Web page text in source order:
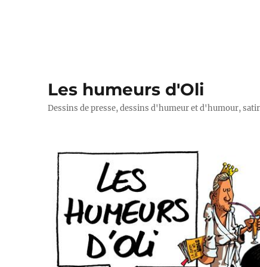
Les humeurs d'Oli
Dessins de presse, dessins d'humeur et d'humour,